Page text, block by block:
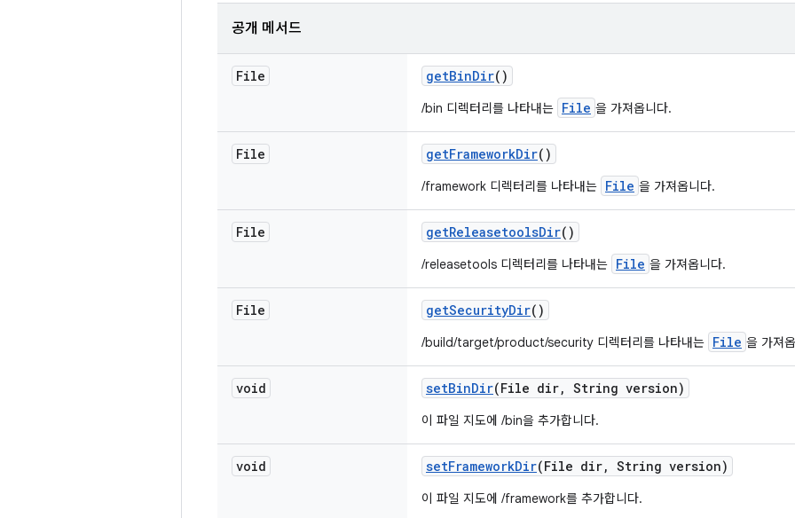
공개 메서드
File getBinDir()
/bin 디렉터리를 나타내는 File 을 가져옵니다.
File getFrameworkDir()
/framework 디렉터리를 나타내는 File 을 가져옵니다.
File getReleasetoolsDir()
/releasetools 디렉터리를 나타내는 File 을 가져옵니다.
File getSecurityDir()
/build/target/product/security 디렉터리를 나타내는 File 을 가져
void setBinDir(File dir, String version)
이 파일 지도에 /bin을 추가합니다.
void setFrameworkDir(File dir, String version)
이 파일 지도에 /framework를 추가합니다.